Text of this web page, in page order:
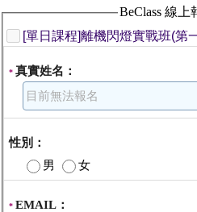
BeClass 線上
[單日課程]離機閃燈實戰班(第
*真實姓名：
性別：
男
女
* EMAIL：